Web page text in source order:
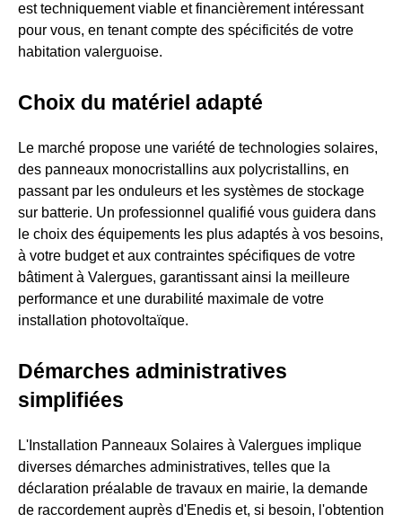
est techniquement viable et financièrement intéressant
pour vous, en tenant compte des spécificités de votre
habitation valerguoise.
Choix du matériel adapté
Le marché propose une variété de technologies solaires,
des panneaux monocristallins aux polycristallins, en
passant par les onduleurs et les systèmes de stockage
sur batterie. Un professionnel qualifié vous guidera dans
le choix des équipements les plus adaptés à vos besoins,
à votre budget et aux contraintes spécifiques de votre
bâtiment à Valergues, garantissant ainsi la meilleure
performance et une durabilité maximale de votre
installation photovoltaïque.
Démarches administratives
simplifiées
L'Installation Panneaux Solaires à Valergues implique
diverses démarches administratives, telles que la
déclaration préalable de travaux en mairie, la demande
de raccordement auprès d'Enedis et, si besoin, l'obtention